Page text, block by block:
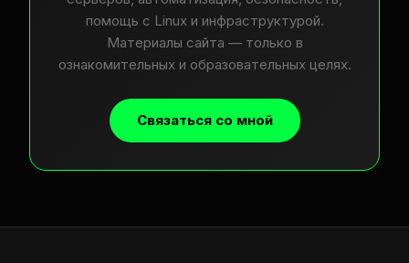
помощь с Linux и инфраструктурой.
Материалы сайта — только в
ознакомительных и образовательных целях.
Связаться со мной